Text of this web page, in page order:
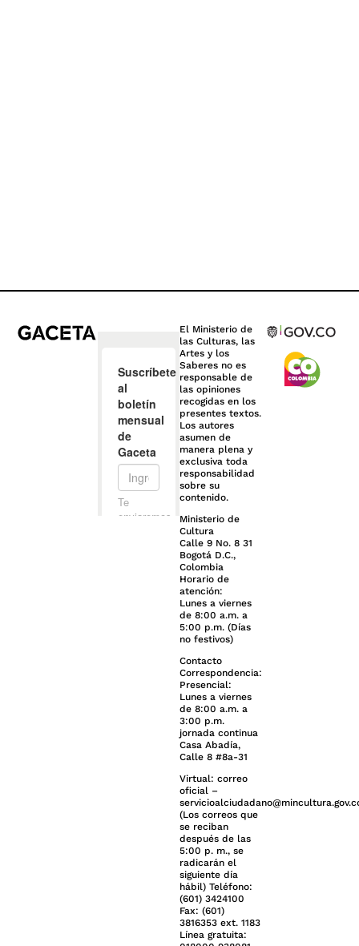
El Ministerio de
las Culturas, las
Artes y los
Saberes no es
responsable de
las opiniones
recogidas en los
presentes textos.
Los autores
asumen de
manera plena y
exclusiva toda
responsabilidad
sobre su
contenido.
Ministerio de
Cultura
Calle 9 No. 8 31
Bogotá D.C.,
Colombia
Horario de
atención:
Lunes a viernes
de 8:00 a.m. a
5:00 p.m. (Días
no festivos)
Contacto
Correspondencia:
Presencial:
Lunes a viernes
de 8:00 a.m. a
3:00 p.m.
jornada continua
Casa Abadía,
Calle 8 #8a-31
Virtual: correo
oficial –
(Los correos que
se reciban
después de las
5:00 p. m., se
radicarán el
siguiente día
hábil) Teléfono:
(601) 3424100
Fax: (601)
3816353 ext. 1183
Línea gratuita: